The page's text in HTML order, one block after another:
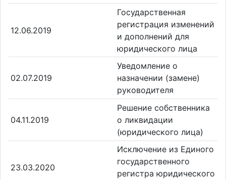
12.06.2019
Государственная
регистрация изменений
и дополнений для
юридического лица
02.07.2019
Уведомление о
назначении (замене)
руководителя
04.11.2019
Решение собственника
о ликвидации
(юридического лица)
23.03.2020
Исключение из Единого
государственного
регистра юридического